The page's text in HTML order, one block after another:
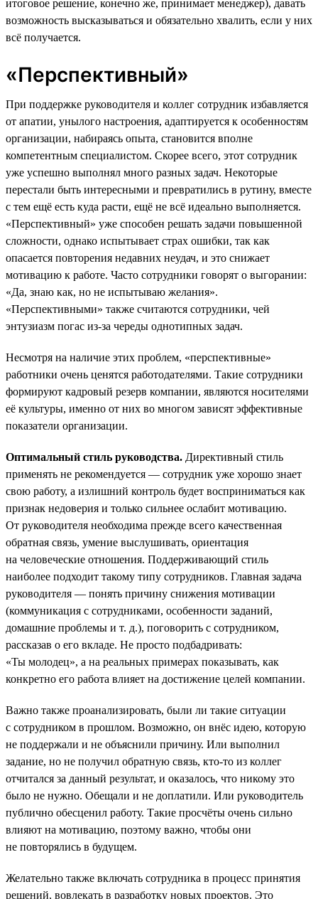
итоговое решение, конечно же, принимает менеджер), давать
возможность высказываться и обязательно хвалить, если у них
всё получается.
«Перспективный»
При поддержке руководителя и коллег сотрудник избавляется
от апатии, унылого настроения, адаптируется к особенностям
организации, набираясь опыта, становится вполне
компетентным специалистом. Скорее всего, этот сотрудник
уже успешно выполнял много разных задач. Некоторые
перестали быть интересными и превратились в рутину, вместе
с тем ещё есть куда расти, ещё не всё идеально выполняется.
«Перспективный» уже способен решать задачи повышенной
сложности, однако испытывает страх ошибки, так как
опасается повторения недавних неудач, и это снижает
мотивацию к работе. Часто сотрудники говорят о выгорании:
«Да, знаю как, но не испытываю желания».
«Перспективными» также считаются сотрудники, чей
энтузиазм погас из-за череды однотипных задач.
Несмотря на наличие этих проблем, «перспективные»
работники очень ценятся работодателями. Такие сотрудники
формируют кадровый резерв компании, являются носителями
её культуры, именно от них во многом зависят эффективные
показатели организации.
Оптимальный стиль руководства. Директивный стиль
применять не рекомендуется — сотрудник уже хорошо знает
свою работу, а излишний контроль будет восприниматься как
признак недоверия и только сильнее ослабит мотивацию.
От руководителя необходима прежде всего качественная
обратная связь, умение выслушивать, ориентация
на человеческие отношения. Поддерживающий стиль
наиболее подходит такому типу сотрудников. Главная задача
руководителя — понять причину снижения мотивации
(коммуникация с сотрудниками, особенности заданий,
домашние проблемы и т. д.), поговорить с сотрудником,
рассказав о его вкладе. Не просто подбадривать:
«Ты молодец», а на реальных примерах показывать, как
конкретно его работа влияет на достижение целей компании.
Важно также проанализировать, были ли такие ситуации
с сотрудником в прошлом. Возможно, он внёс идею, которую
не поддержали и не объяснили причину. Или выполнил
задание, но не получил обратную связь, кто-то из коллег
отчитался за данный результат, и оказалось, что никому это
было не нужно. Обещали и не доплатили. Или руководитель
публично обесценил работу. Такие просчёты очень сильно
влияют на мотивацию, поэтому важно, чтобы они
не повторялись в будущем.
Желательно также включать сотрудника в процесс принятия
решений, вовлекать в разработку новых проектов. Это